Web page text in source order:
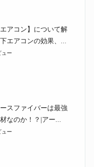
エアコン】について解
エアコンの効果、...
ュー
スファイバーは最強
なのか！？|アー...
ュー